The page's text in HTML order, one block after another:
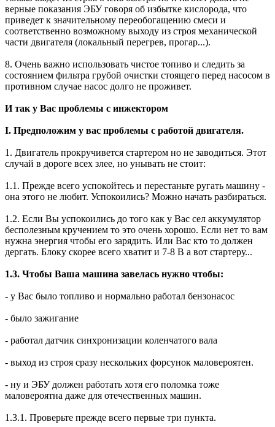
верные показания ЭБУ говоря об избытке кислорода, что
приведет к значительному переобогащению смеси и
соответственно возможному выходу из строя механической
части двигателя (локальный перегрев, прогар...).
8. Очень важно использовать чистое топиво и следить за
состоянием фильтра грубой очистки стоящего перед насосом в
противном случае насос долго не проживет.
И так у Вас проблемы с инжектором
I. Предположим у вас проблемы с работой двигателя.
1. Двигатель прокручивется стартером но не заводиться. Этот
случай в дороге всех злее, но унывать не стоит:
1.1. Прежде всего успокойтесь и перестаньте ругать машину -
она этого не любит. Успокоились? Можно начать разбираться.
1.2. Если Вы успокоились до того как у Вас сел аккумулятор
бесполезным кручением то это очень хорошо. Если нет то вам
нужна энергия чтобы его зарядить. Или Вас кто то должен
дергать. Блоку скорее всего хватит и 7-8 В а вот стартеру...
1.3. Чтобы Ваша машина завелась нужно чтобы:
- у Вас было топливо и нормально работал бензонасос
- было зажигание
- работал датчик синхронизации коленчатого вала
- выход из строя сразу нескольких форсунок маловероятен.
- ну и ЭБУ должен работать хотя его поломка тоже
маловероятна даже для отечественных машин.
1.3.1. Проверьте прежде всего первые три пункта.